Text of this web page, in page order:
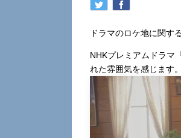
ドラマのロケ地に関す
NHKプレミアムドラマ
れた雰囲気を感じます。